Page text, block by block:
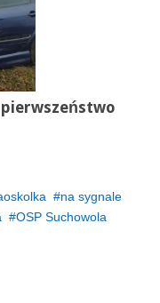
na sygnale
OSP Suchowola